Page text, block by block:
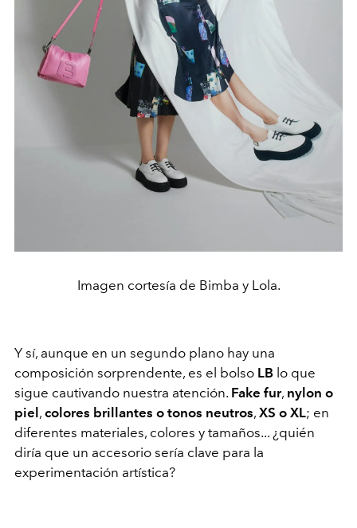
Imagen cortesía de Bimba y Lola.
Y sí, aunque en un segundo plano hay una
composición sorprendente, es el bolso LB lo que
sigue cautivando nuestra atención. Fake fur, nylon o
piel, colores brillantes o tonos neutros, XS o XL; en
diferentes materiales, colores y tamaños... ¿quién
diría que un accesorio sería clave para la
experimentación artística?